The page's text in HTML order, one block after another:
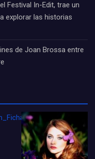
Festival In-Edit, trae un
explorar las historias
de Joan Brossa entre